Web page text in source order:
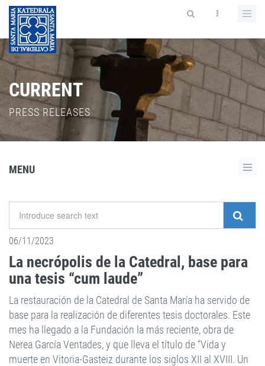
CURRENT
PRESS RELEASES
MENU
06/11/2023
La necrópolis de la Catedral, base para
una tesis “cum laude”
La restauración de la Catedral de Santa María ha servido de
base para la realización de diferentes tesis doctorales. Este
mes ha llegado a la Fundación la más reciente, obra de
Nerea García Ventades, y que lleva el título de “Vida y
muerte en Vitoria-Gasteiz durante los siglos XII al XVIII. Un